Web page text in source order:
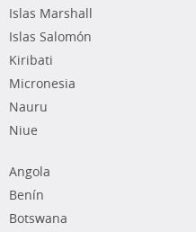
Islas Marshall
Islas Salomón
Kiribati
Micronesia
Nauru
Niue
Angola
Benín
Botswana